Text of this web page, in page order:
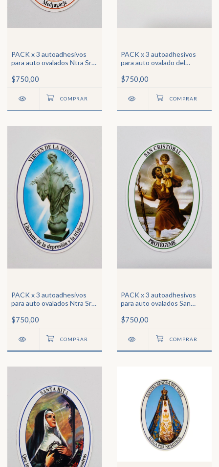
PACK x 3 autoadhesivos
para auto ovalados Ntra Sra
$750,00
PACK x 3 autoadhesivos
para auto ovalado del
$750,00
PACK x 3 autoadhesivos
para auto ovalados Ntra Sra
$750,00
PACK x 3 autoadhesivos
para auto ovalados San
$750,00